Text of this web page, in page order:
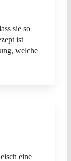
sie so
ist
welche
eine